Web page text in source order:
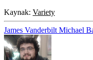
Kaynak: Variety
James Vanderbilt Michael